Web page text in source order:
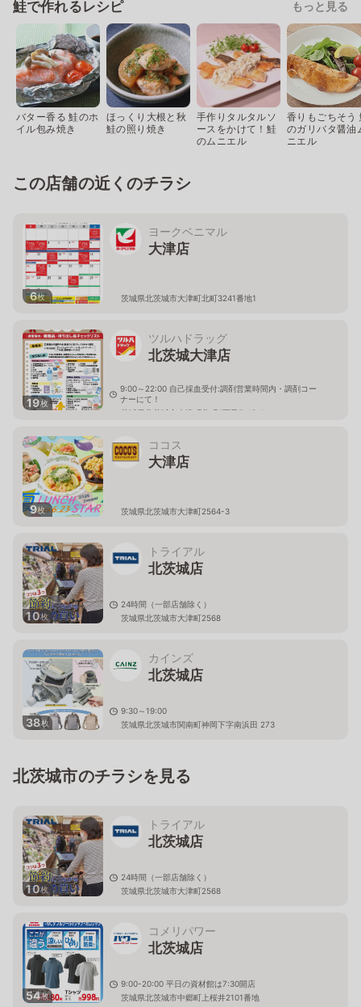
鮭で作れるレシピ もっと見る
バター香る 鮭のホ
イル包み焼き
ほっくり大根と秋
鮭の照り焼き
手作りタルタルソ
ースをかけて！鮭
のムニエル
香りもごちそう
のガリバタ醤油
ニエル
この店舗の近くのチラシ
6枚
ヨークベニマル
大津店
茨城県北茨城市大津町北町3241番地1
19枚
ツルハドラッグ
北茨城大津店
9:00～22:00 自己採血受付:調剤営業時間内・調剤コー
ナーにて！
茨城県北茨城市大津町北町4丁目5-15-1
9枚
ココス
大津店
茨城県北茨城市大津町2564-3
10枚
トライアル
北茨城店
24時間（一部店舗除く）
茨城県北茨城市大津町2568
38枚
カインズ
北茨城店
9:30～19:00
茨城県北茨城市関南町神岡下字南浜田 273
北茨城市のチラシを見る
10枚
トライアル
北茨城店
24時間（一部店舗除く）
茨城県北茨城市大津町2568
54枚
コメリパワー
北茨城店
9:00-20:00 平日の資材館は7:30開店
茨城県北茨城市中郷町上桜井2101番地